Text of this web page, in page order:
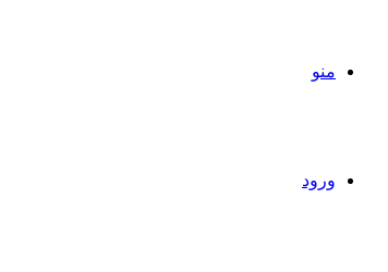
منو
ورود